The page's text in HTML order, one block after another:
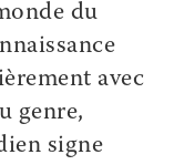
du
avec
genre,
signe